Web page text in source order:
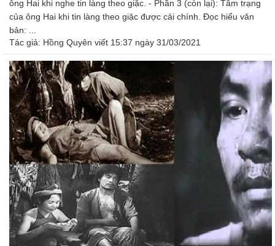
ông Hai khi nghe tin làng theo giặc. - Phần 3 (còn lại): Tâm trạng
của ông Hai khi tin làng theo giặc được cải chính. Đọc hiểu văn
bản: ...
Tác giả: Hồng Quyên viết 15:37 ngày 31/03/2021